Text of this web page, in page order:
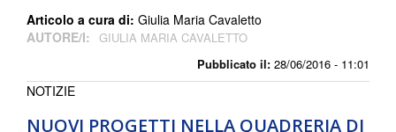
Pubblicato il: 28/06/2016 - 11:01
Articolo a cura di: Giulia Maria Cavaletto
AUTORE/I: GIULIA MARIA CAVALETTO
NUOVI PROGETTI NELLA QUADRERIA DI
NOTIZIE